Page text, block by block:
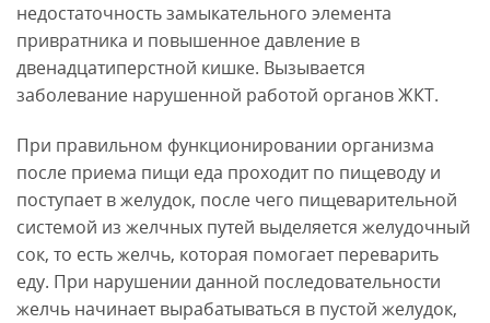
недостаточность замыкательного элемента
привратника и повышенное давление в
двенадцатиперстной кишке. Вызывается
заболевание нарушенной работой органов ЖКТ.
При правильном функционировании организма
после приема пищи еда проходит по пищеводу и
поступает в желудок, после чего пищеварительной
системой из желчных путей выделяется желудочный
сок, то есть желчь, которая помогает переварить
еду. При нарушении данной последовательности
желчь начинает вырабатываться в пустой желудок,